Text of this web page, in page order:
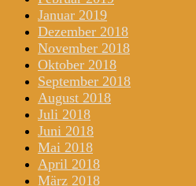
Januar 2019
Dezember 2018
November 2018
Oktober 2018
September 2018
August 2018
Juli 2018
Juni 2018
Mai 2018
April 2018
März 2018